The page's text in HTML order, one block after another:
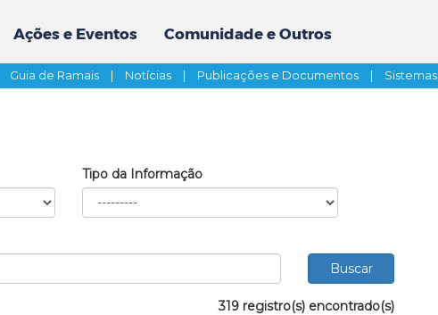
Ações e Eventos Comunidade e Outros
Guia de Ramais | Notícias | Publicações e Documentos | Sistemas
Tipo da Informação
319 registro(s) encontrado(s)